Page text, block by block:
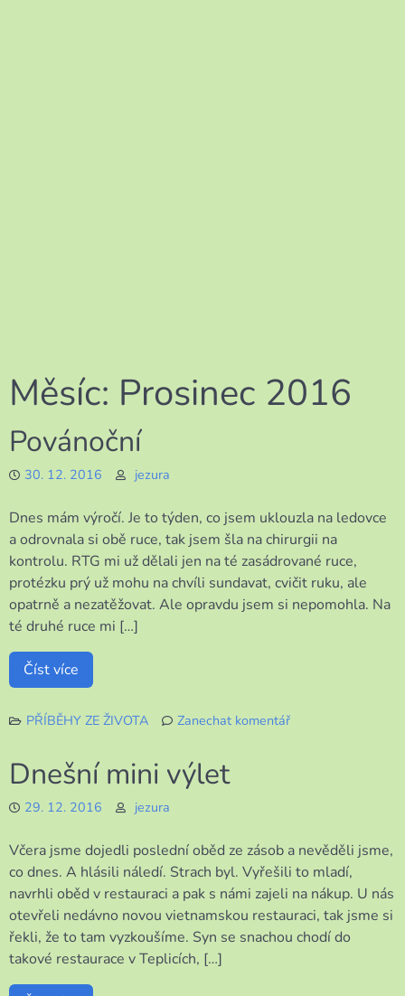
Měsíc: Prosinec 2016
Povánoční
30. 12. 2016 jezura
Dnes mám výročí. Je to týden, co jsem uklouzla na ledovce
a odrovnala si obě ruce, tak jsem šla na chirurgii na
kontrolu. RTG mi už dělali jen na té zasádrované ruce,
protézku prý už mohu na chvíli sundavat, cvičit ruku, ale
opatrně a nezatěžovat. Ale opravdu jsem si nepomohla. Na
té druhé ruce mi […]
Číst více
PŘÍBĚHY ZE ŽIVOTA
Zanechat komentář
Dnešní mini výlet
29. 12. 2016 jezura
Včera jsme dojedli poslední oběd ze zásob a nevěděli jsme,
co dnes. A hlásili náledí. Strach byl. Vyřešili to mladí,
navrhli oběd v restauraci a pak s námi zajeli na nákup. U nás
otevřeli nedávno novou vietnamskou restauraci, tak jsme si
řekli, že to tam vyzkoušíme. Syn se snachou chodí do
takové restaurace v Teplicích, […]